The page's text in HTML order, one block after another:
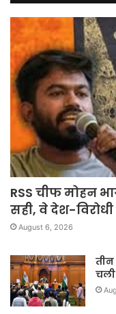
RSS चीफ मोहन
सही, वे देश-विरोधी
August 6, 2026
तीन
चली